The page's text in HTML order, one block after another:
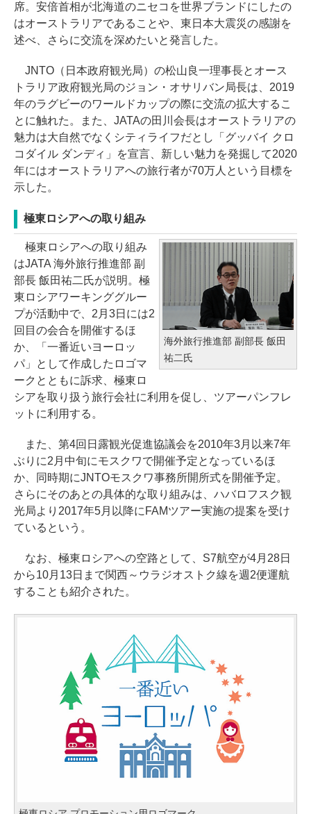
席。安倍首相が北海道のニセコを世界ブランドにしたの
はオーストラリアであることや、東日本大震災の感謝を
述べ、さらに交流を深めたいと発言した。
JNTO（日本政府観光局）の松山良一理事長とオース
トラリア政府観光局のジョン・オサリバン局長は、2019
年のラグビーのワールドカップの際に交流の拡大するこ
とに触れた。また、JATAの田川会長はオーストラリアの
魅力は大自然でなくシティライフだとし「グッバイ クロ
コダイル ダンディ」を宣言、新しい魅力を発掘して2020
年にはオーストラリアへの旅行者が70万人という目標を
示した。
極東ロシアへの取り組み
海外旅行推進部 副部長 飯田
祐二氏
極東ロシアへの取り組み
はJATA 海外旅行推進部 副
部長 飯田祐二氏が説明。極
東ロシアワーキンググルー
プが活動中で、2月3日には2
回目の会合を開催するほ
か、「一番近いヨーロッ
パ」として作成したロゴマ
ークとともに訴求、極東ロ
シアを取り扱う旅行会社に利用を促し、ツアーパンフレ
ットに利用する。
また、第4回日露観光促進協議会を2010年3月以来7年
ぶりに2月中旬にモスクワで開催予定となっているほ
か、同時期にJNTOモスクワ事務所開所式を開催予定。
さらにそのあとの具体的な取り組みは、ハバロフスク観
光局より2017年5月以降にFAMツアー実施の提案を受け
ているという。
なお、極東ロシアへの空路として、S7航空が4月28日
から10月13日まで関西～ウラジオストク線を週2便運航
することも紹介された。